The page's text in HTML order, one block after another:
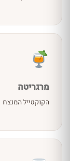
מרגריטה
הקוקטייל המנצח